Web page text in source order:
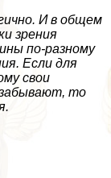
И в общем
зрения
по-разному
Если для
свои
то